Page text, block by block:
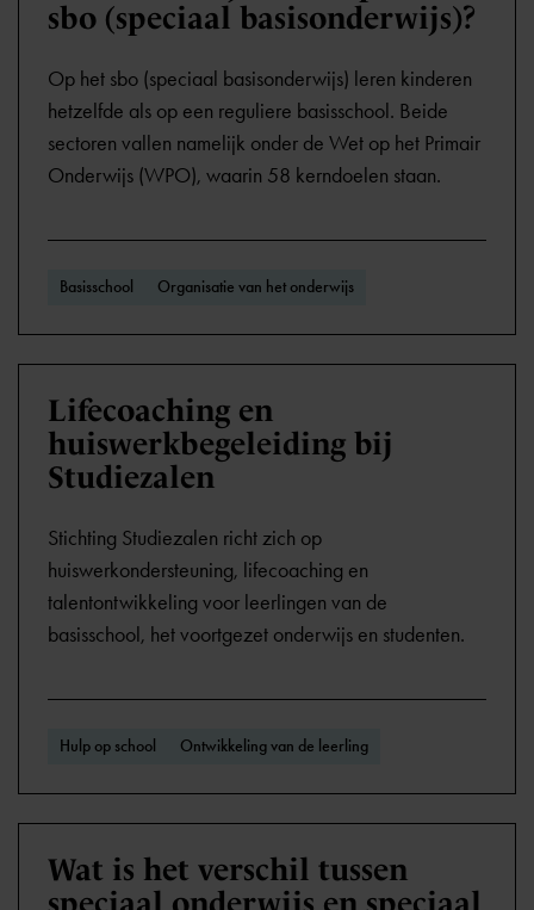
sbo (speciaal basisonderwijs)?
Op het sbo (speciaal basisonderwijs) leren kinderen
hetzelfde als op een reguliere basisschool. Beide
sectoren vallen namelijk onder de Wet op het Primair
Onderwijs (WPO), waarin 58 kerndoelen staan.
Basisschool Organisatie van het onderwijs
Lifecoaching en
huiswerkbegeleiding bij
Studiezalen
Stichting Studiezalen richt zich op
huiswerkondersteuning, lifecoaching en
talentontwikkeling voor leerlingen van de
basisschool, het voortgezet onderwijs en studenten.
Hulp op school Ontwikkeling van de leerling
Wat is het verschil tussen
speciaal onderwijs en speciaal